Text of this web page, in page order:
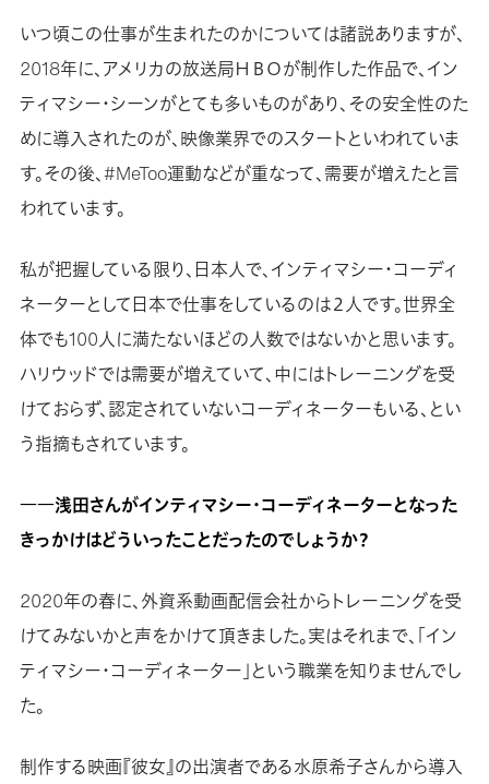
いつ頃この仕事が生まれたのかについては諸説ありますが、
2018年に、アメリカの放送局ＨＢＯが制作した作品で、イン
ティマシー・シーンがとても多いものがあり、その安全性のた
めに導入されたのが、映像業界でのスタートといわれていま
す。その後、#MeToo運動などが重なって、需要が増えたと言
われています。
私が把握している限り、日本人で、インティマシー・コーディ
ネーターとして日本で仕事をしているのは２人です。世界全
体でも100人に満たないほどの人数ではないかと思います。
ハリウッドでは需要が増えていて、中にはトレーニングを受
けておらず、認定されていないコーディネーターもいる、とい
う指摘もされています。
――浅田さんがインティマシー・コーディネーターとなった
きっかけはどういったことだったのでしょうか？
2020年の春に、外資系動画配信会社からトレーニングを受
けてみないかと声をかけて頂きました。実はそれまで、「イン
ティマシー・コーディネーター」という職業を知りませんでし
た。
制作する映画『彼女』の出演者である水原希子さんから導入